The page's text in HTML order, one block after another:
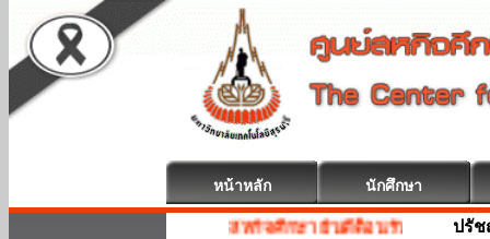
หน้าหลัก นักศึกษา
สหกิจศึกษา ยินดีต้อนรับ ปรั